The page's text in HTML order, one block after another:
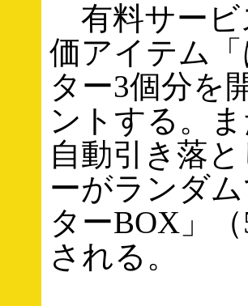
有料サービ
価アイテム
ター3個分を
ントする。
自動引き落
ーがランダ
ターBOX」
される。